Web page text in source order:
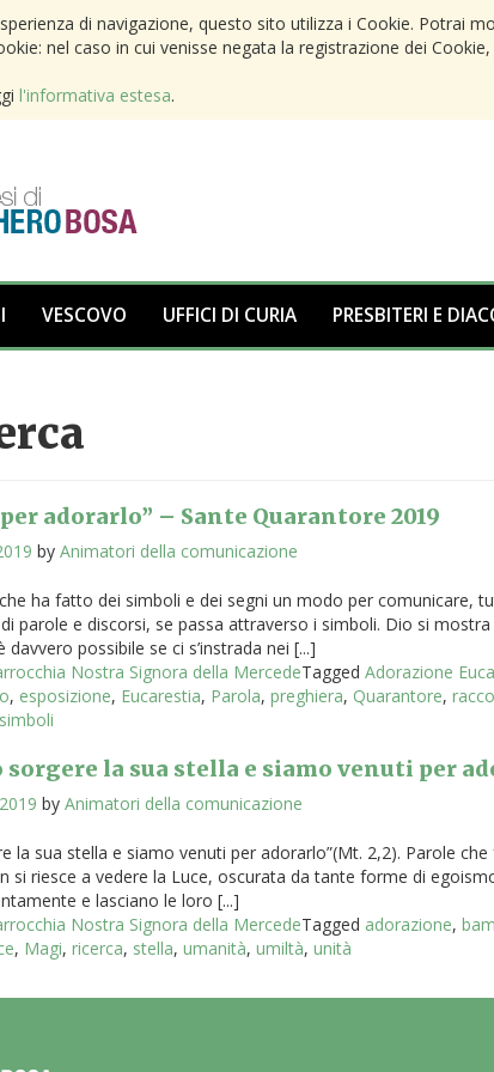
di navigazione, questo sito utilizza i Cookie. Potrai
nel caso in cui venisse negata la registrazione dei
l'informativa estesa.
VESCOVO UFFICI DI CURIA PRESBITERI E
adorarlo” – Sante Quarantore 2019
by Animatori della comunicazione
ha fatto dei simboli e dei segni un modo per comunicare,
parole e discorsi, se passa attraverso i simboli. Dio si
possibile se ci s’instrada nei [...]
Nostra Signora della MercedeTagged Adorazione
, esposizione, Eucarestia, Parola, preghiera, Quarantore,
simboli
sorgere la sua stella e siamo venuti per
by Animatori della comunicazione
la sua stella e siamo venuti per adorarlo”(Mt. 2,2). Parole
si riesce a vedere la Luce, oscurata da tante forme di
e lasciano le loro [...]
Nostra Signora della MercedeTagged adorazione,
, Magi, ricerca, stella, umanità, umiltà, unità